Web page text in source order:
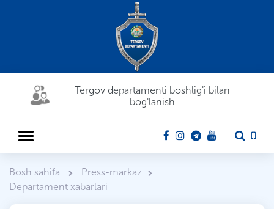
Tergov departamenti boshlig'i bilan
bog'lanish
Bosh sahifa
Press-markaz
Departament xabarlari